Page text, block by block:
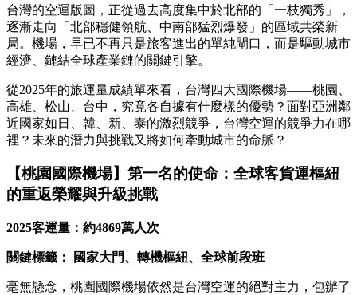
台灣的空運版圖，正從過去高度集中於北部的「一枝獨秀」，
逐漸走向「北部穩健領航、中南部猛烈爆發」的區域共榮新
局。機場，早已不再只是旅客進出的單純閘口，而是驅動城市
經濟、鏈結全球產業鏈的關鍵引擎。
從2025年的旅運量成績單來看，台灣四大國際機場——桃園、
高雄、松山、台中，究竟各自據有什麼樣的優勢？面對亞洲鄰
近國家如日、韓、新、泰的激烈競爭，台灣空運的競爭力在哪
裡？未來的潛力與挑戰又將如何牽動城市的命脈？
【桃園國際機場】第一名的使命：全球客貨運樞紐
的重返榮耀與升級挑戰
2025客運量：約4869萬人次
關鍵標籤： 國家大門、轉機樞紐、全球前段班
毫無懸念，桃園國際機場依然是台灣空運的絕對主力，包辦了